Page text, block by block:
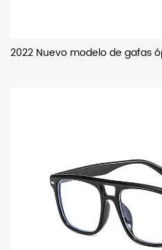
2022 Nuevo modelo de gafas